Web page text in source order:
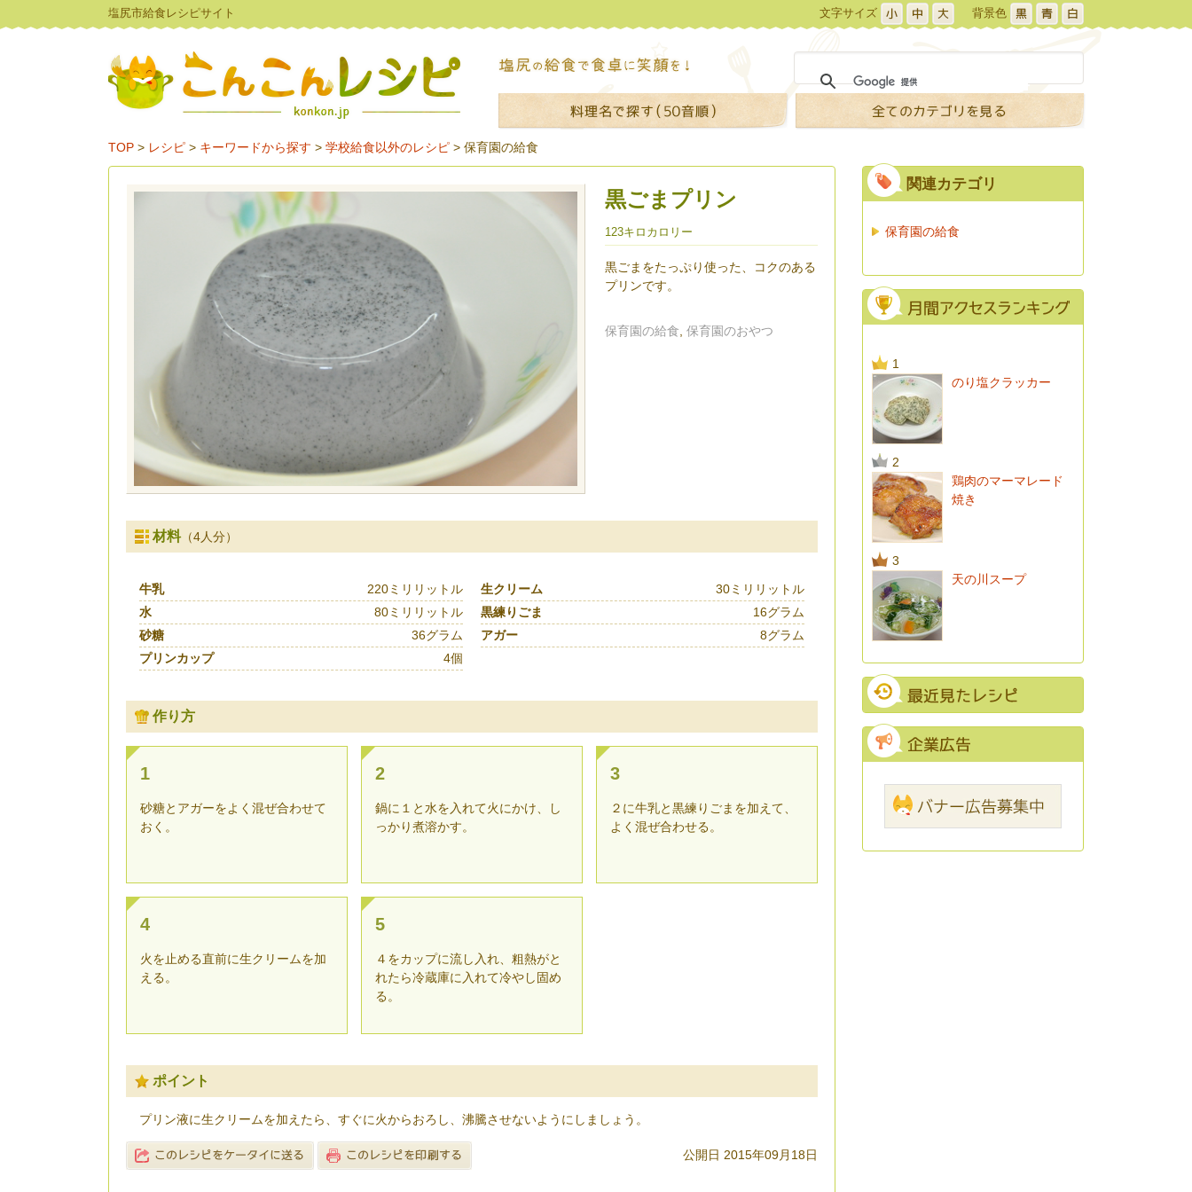
塩尻市給食レシピサイト 文字サイズ 背景色
TOP > レシピ > キーワードから探す > 学校給食以外のレシピ > 保育園の給食
黒ごまプリン
123キロカロリー
黒ごまをたっぷり使った、コクのある
プリンです。
保育園の給食 保育園のおやつ
材料（4人分）
牛乳 220ミリリットル 生クリーム
30ミリリットル
水
80ミリリットル 黒練りごま
16グラム
砂糖
36グラム アガー
8グラム
プリンカップ
4個
作り方
1
砂糖とアガーをよく混ぜ合わせて
おく。
2
鍋に１と水を入れて火にかけ、し
っかり煮溶かす。
3
２に牛乳と黒練りごまを加えて、
よく混ぜ合わせる。
4
火を止める直前に生クリームを加
える。
5
４をカップに流し入れ、粗熱がと
れたら冷蔵庫に入れて冷やし固め
る。
ポイント
プリン液に生クリームを加えたら、すぐに火からおろし、沸騰させないようにしましょう。
公開日 2015年09月18日
関連カテゴリ
保育園の給食
1
のり塩クラッカー
2
鶏肉のマーマレード
焼き
3
天の川スープ